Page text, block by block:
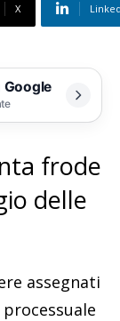
X
frode
delle
assegnati